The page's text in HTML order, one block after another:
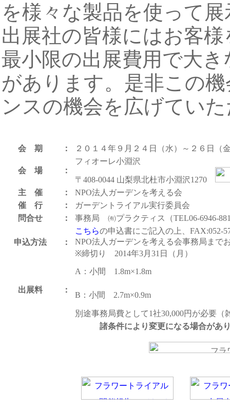
を様々な製品を使って
出展社の皆様にはお客
最小限の出展費用で大
があります。是非この
ンスの機会を広げてい
会 期 ： ２０１４年９月２４日（水）～２６日（
会 場 ：
フィオーレ小淵沢
〒408-0044 山梨県北杜市小淵沢1270
主 催
：
NPO法人ガーデンを考える会
催 行
：
ガーデントライアル実行委員会
問合せ
： 事務局 ㈲プラクティス（TEL06-6946-
申込方法 ：
こちらの申込書にご記入の上、FAX:052-
NPO法人ガーデンを考える会事務局まで
※締切り 2014年3月31日（月）
出展料 ：
A：小間 1.8m×1.8m
B：小間 2.7m×0.9m
別途事務局費として1社30,000円が必要（
諸条件により変更になる場合があ